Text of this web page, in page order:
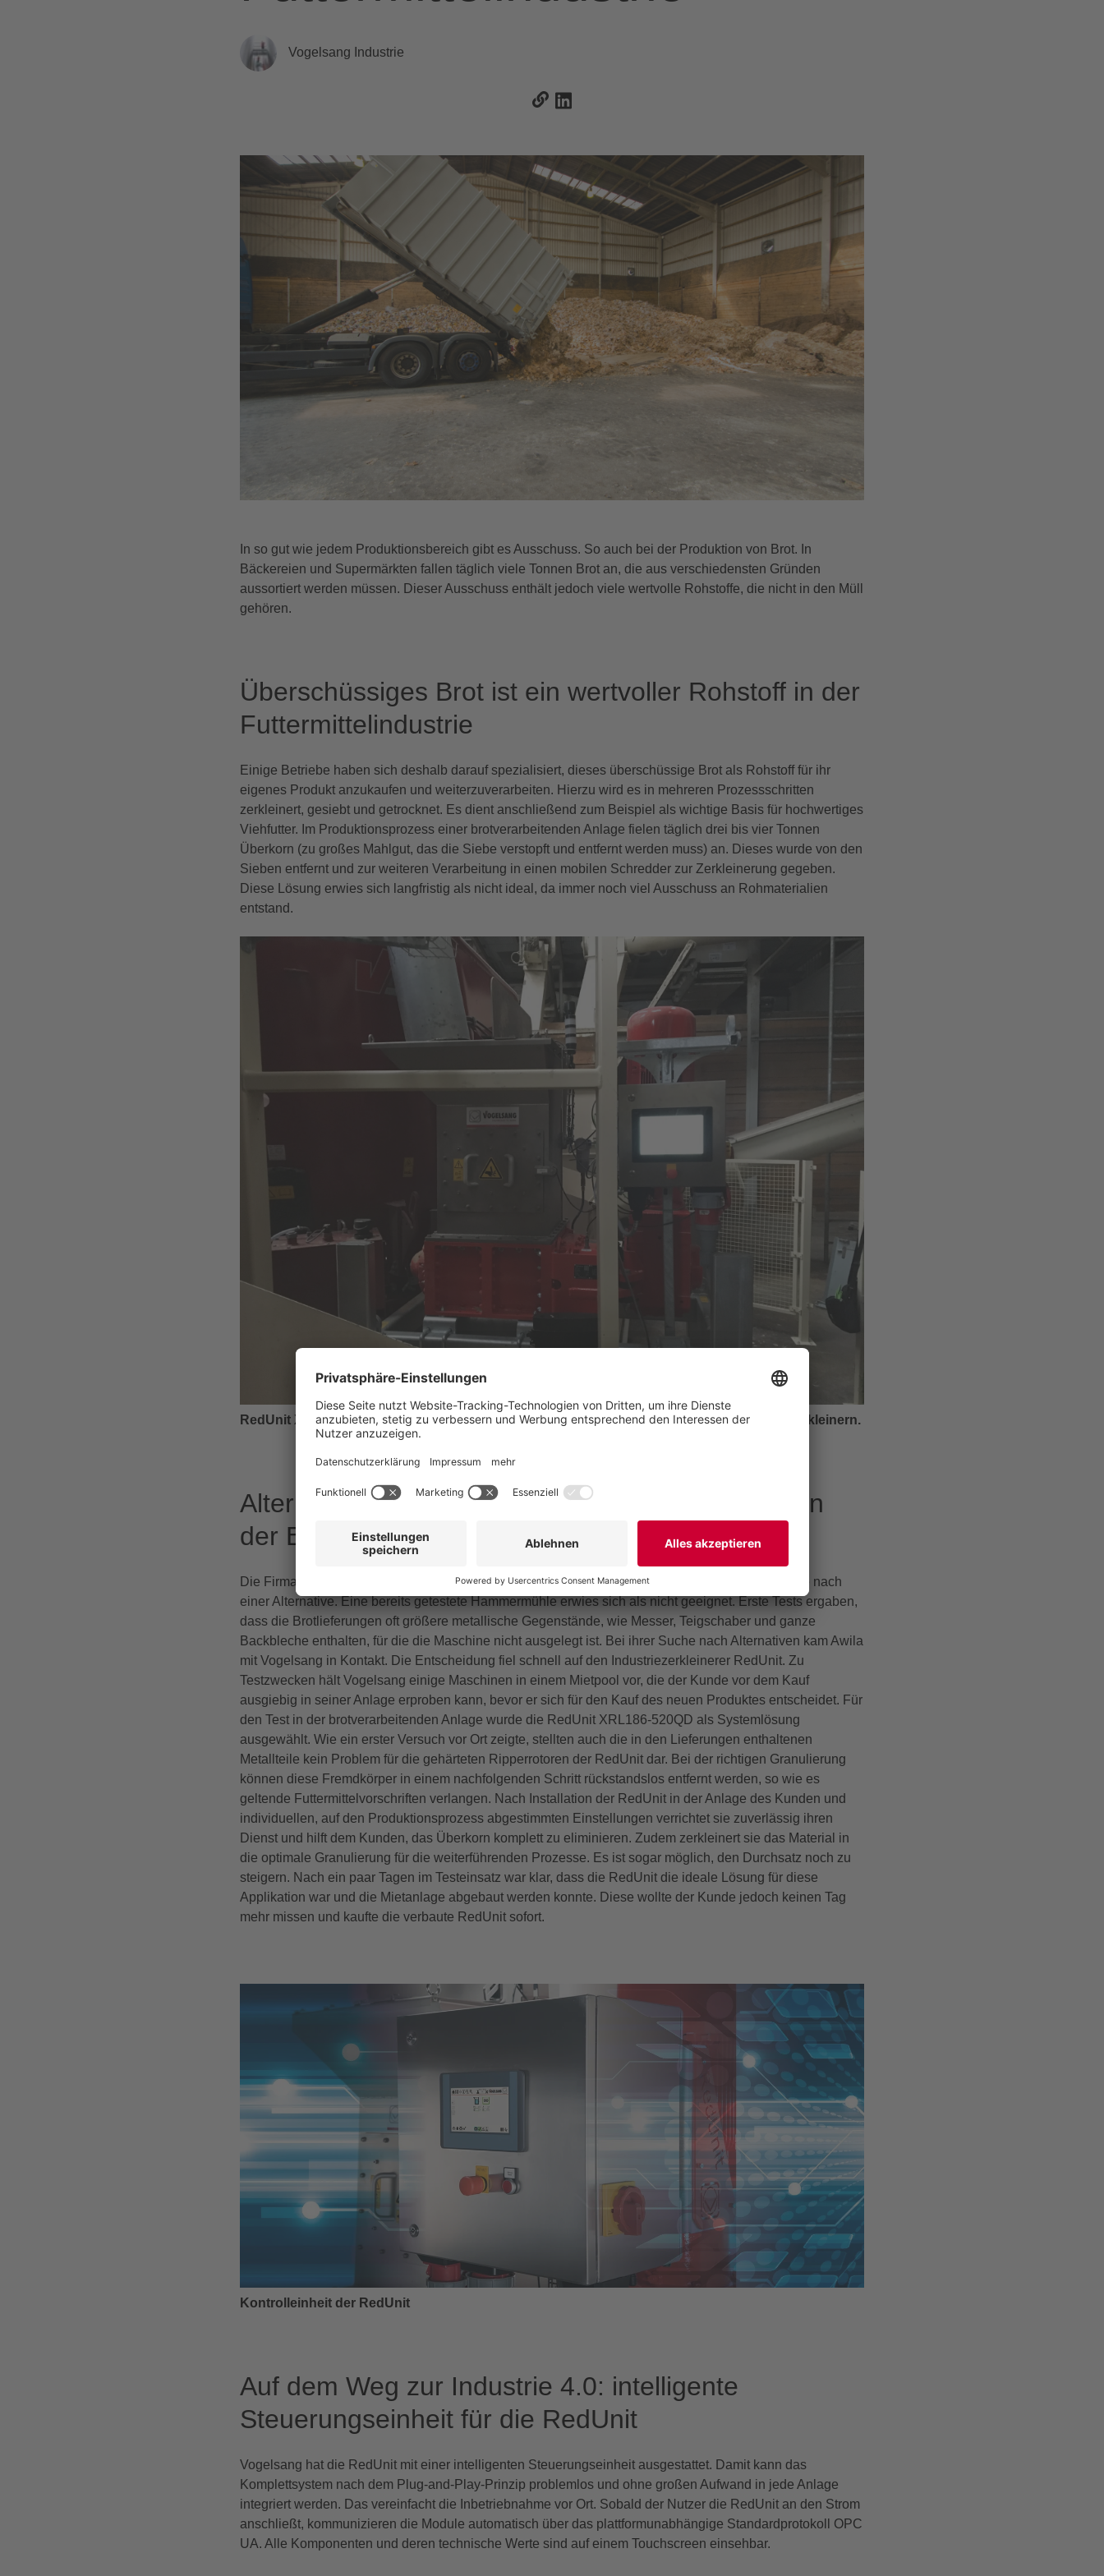
Vogelsang Industrie
In so gut wie jedem Produktionsbereich gibt es Ausschuss. So auch bei der Produktion von Brot. In
Bäckereien und Supermärkten fallen täglich viele Tonnen Brot an, die aus verschiedensten Gründen
aussortiert werden müssen. Dieser Ausschuss enthält jedoch viele wertvolle Rohstoffe, die nicht in den Müll
gehören.
Überschüssiges Brot ist ein wertvoller Rohstoff in der
Futtermittelindustrie
Einige Betriebe haben sich deshalb darauf spezialisiert, dieses überschüssige Brot als Rohstoff für ihr
eigenes Produkt anzukaufen und weiterzuverarbeiten. Hierzu wird es in mehreren Prozessschritten
zerkleinert, gesiebt und getrocknet. Es dient anschließend zum Beispiel als wichtige Basis für hochwertiges
Viehfutter. Im Produktionsprozess einer brotverarbeitenden Anlage fielen täglich drei bis vier Tonnen
Überkorn (zu großes Mahlgut, das die Siebe verstopft und entfernt werden muss) an. Dieses wurde von den
Sieben entfernt und zur weiteren Verarbeitung in einen mobilen Schredder zur Zerkleinerung gegeben.
Diese Lösung erwies sich langfristig als nicht ideal, da immer noch viel Ausschuss an Rohmaterialien
entstand.
RedUnit XRL186-520QD: die gehärteten Ripperrotoren können auch mühelos Metallteile zerkleinern.
Alternative Lösung zur Reduzierung des Abfalls in
der Brotverarbeitungsanlage
Die Firma Awila aus Lastrup liefert unter anderem Komplettlösungen für diese Betriebe und suchte nach
einer Alternative. Eine bereits getestete Hammermühle erwies sich als nicht geeignet. Erste Tests ergaben,
dass die Brotlieferungen oft größere metallische Gegenstände, wie Messer, Teigschaber und ganze
Backbleche enthalten, für die die Maschine nicht ausgelegt ist. Bei ihrer Suche nach Alternativen kam Awila
mit Vogelsang in Kontakt. Die Entscheidung fiel schnell auf den Industriezerkleinerer RedUnit. Zu
Testzwecken hält Vogelsang einige Maschinen in einem Mietpool vor, die der Kunde vor dem Kauf
ausgiebig in seiner Anlage erproben kann, bevor er sich für den Kauf des neuen Produktes entscheidet. Für
den Test in der brotverarbeitenden Anlage wurde die RedUnit XRL186-520QD als Systemlösung
ausgewählt. Wie ein erster Versuch vor Ort zeigte, stellten auch die in den Lieferungen enthaltenen
Metallteile kein Problem für die gehärteten Ripperrotoren der RedUnit dar. Bei der richtigen Granulierung
können diese Fremdkörper in einem nachfolgenden Schritt rückstandslos entfernt werden, so wie es
geltende Futtermittelvorschriften verlangen. Nach Installation der RedUnit in der Anlage des Kunden und
individuellen, auf den Produktionsprozess abgestimmten Einstellungen verrichtet sie zuverlässig ihren
Dienst und hilft dem Kunden, das Überkorn komplett zu eliminieren. Zudem zerkleinert sie das Material in
die optimale Granulierung für die weiterführenden Prozesse. Es ist sogar möglich, den Durchsatz noch zu
steigern. Nach ein paar Tagen im Testeinsatz war klar, dass die RedUnit die ideale Lösung für diese
Applikation war und die Mietanlage abgebaut werden konnte. Diese wollte der Kunde jedoch keinen Tag
mehr missen und kaufte die verbaute RedUnit sofort.
Kontrolleinheit der RedUnit
Auf dem Weg zur Industrie 4.0: intelligente
Steuerungseinheit für die RedUnit
Vogelsang hat die RedUnit mit einer intelligenten Steuerungseinheit ausgestattet. Damit kann das
Komplettsystem nach dem Plug-and-Play-Prinzip problemlos und ohne großen Aufwand in jede Anlage
integriert werden. Das vereinfacht die Inbetriebnahme vor Ort. Sobald der Nutzer die RedUnit an den Strom
anschließt, kommunizieren die Module automatisch über das plattformunabhängige Standardprotokoll OPC
UA. Alle Komponenten und deren technische Werte sind auf einem Touchscreen einsehbar.